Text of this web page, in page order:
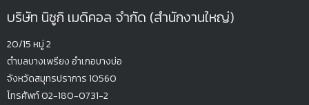
บริษัท นิซูกิ เมดิคอล จำกัด (สำนักงานใหญ่)
20/15 หมู่ 2
ตำบลบางเพรียงอำเภอบางบ่อ
จังหวัดสมุทรปราการ 10560
โทรศัพท์ 02-180-0731-2